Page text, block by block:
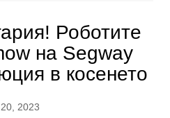
Роботите
на Segway
в косенето
2023